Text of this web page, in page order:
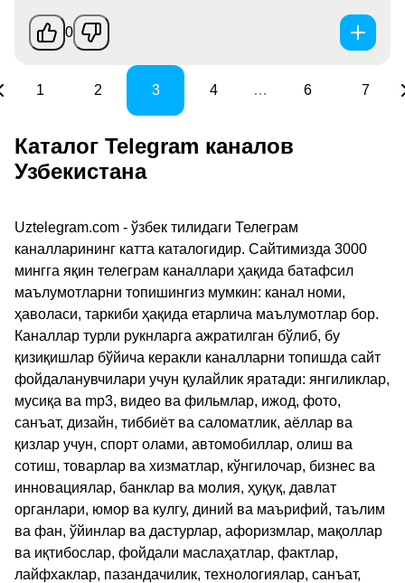
0
1 2 3 4 … 6 7
Каталог Telegram каналов
Узбекистана
Uztelegram.com - ўзбек тилидаги Телеграм
каналларининг катта каталогидир. Сайтимизда 3000
мингга яқин телеграм каналлари ҳақида батафсил
маълумотларни топишингиз мумкин: канал номи,
ҳаволаси, таркиби ҳақида етарлича маълумотлар бор.
Каналлар турли рукнларга ажратилган бўлиб, бу
қизиқишлар бўйича керакли каналларни топишда сайт
фойдаланувчилари учун қулайлик яратади: янгиликлар,
мусиқа ва mp3, видео ва фильмлар, ижод, фото,
санъат, дизайн, тиббиёт ва саломатлик, аёллар ва
қизлар учун, спорт олами, автомобиллар, олиш ва
сотиш, товарлар ва хизматлар, кўнгилочар, бизнес ва
инновациялар, банклар ва молия, ҳуқуқ, давлат
органлари, юмор ва кулгу, диний ва маърифий, таълим
ва фан, ўйинлар ва дастурлар, афоризмлар, мақоллар
ва иқтибослар, фойдали маслаҳатлар, фактлар,
лайфхаклар, пазандачилик, технологиялар, санъат,